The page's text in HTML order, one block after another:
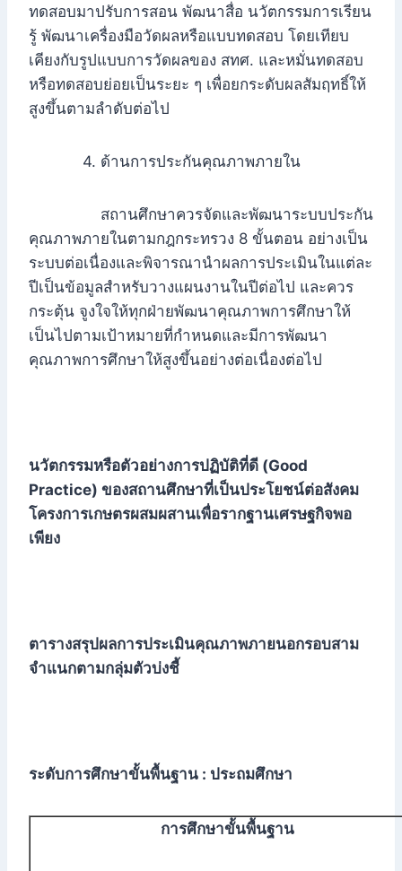
ทดสอบมาปรับการสอน พัฒนาสื่อ นวัตกรรมการเรียน
รู้ พัฒนาเครื่องมือวัดผลหรือแบบทดสอบ โดยเทียบ
เคียงกับรูปแบบการวัดผลของ สทศ. และหมั่นทดสอบ
หรือทดสอบย่อยเป็นระยะ ๆ เพื่อยกระดับผลสัมฤทธิ์ให้
สูงขึ้นตามลำดับต่อไป
4. ด้านการประกันคุณภาพภายใน
สถานศึกษาควรจัดและพัฒนาระบบประกัน
คุณภาพภายในตามกฎกระทรวง 8 ขั้นตอน อย่างเป็น
ระบบต่อเนื่องและพิจารณานำผลการประเมินในแต่ละ
ปีเป็นข้อมูลสำหรับวางแผนงานในปีต่อไป และควร
กระตุ้น จูงใจให้ทุกฝ่ายพัฒนาคุณภาพการศึกษาให้
เป็นไปตามเป้าหมายที่กำหนดและมีการพัฒนา
คุณภาพการศึกษาให้สูงขึ้นอย่างต่อเนื่องต่อไป
นวัตกรรมหรือตัวอย่างการปฏิบัติที่ดี (Good
Practice) ของสถานศึกษาที่เป็นประโยชน์ต่อสังคม
โครงการเกษตรผสมผสานเพื่อรากฐานเศรษฐกิจพอ
เพียง
ตารางสรุปผลการประเมินคุณภาพภายนอกรอบสาม
จำแนกตามกลุ่มตัวบ่งชี้
ระดับการศึกษาขั้นพื้นฐาน : ประถมศึกษา
การศึกษาขั้นพื้นฐาน